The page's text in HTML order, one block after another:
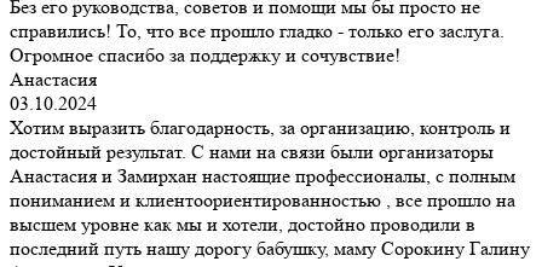
Без его руководства, советов и помощи мы бы просто не
справились! То, что все прошло гладко - только его заслуга.
Огромное спасибо за поддержку и сочувствие!
Анастасия
03.10.2024
Хотим выразить благодарность, за организацию, контроль и
достойный результат. С нами на связи были организаторы
Анастасия и Замирхан настоящие профессионалы, с полным
пониманием и клиентоориентированностью , все прошло на
высшем уровне как мы и хотели, достойно проводили в
последний путь нашу дорогу бабушку, маму Сорокину Галину